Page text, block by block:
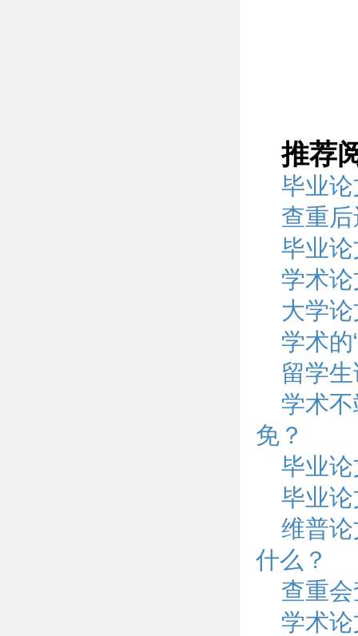
推荐
毕业
查重
毕业
学术
大学
学术
留学
学术
免？
毕业
毕业
维普
什么？
查重
学术